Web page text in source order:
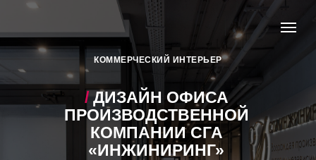
/ДИЗАЙН ОФИСА
ПРОИЗВОДСТВЕННОЙ
КОМПАНИИ СГА
«ИНЖИНИРИНГ»
КОММЕРЧЕСКИЙ ИНТЕРЬЕР